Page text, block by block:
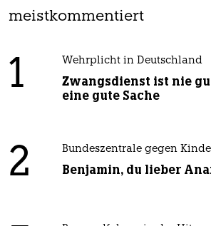
meistkommentiert
1 Wehrplicht in Deutschland
Zwangsdienst ist nie
eine gute Sache
2 Bundeszentrale gegen
Benjamin, du lieber